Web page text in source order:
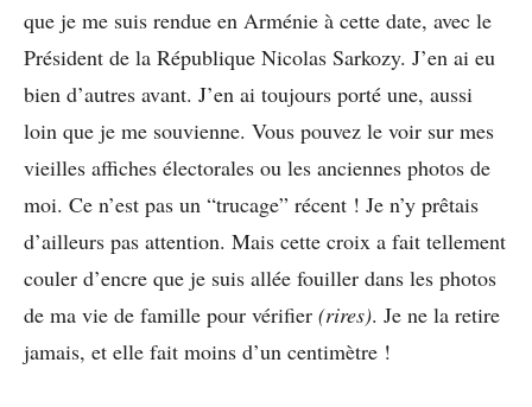
que je me suis rendue en Arménie à cette date, avec le
Président de la République Nicolas Sarkozy. J’en ai eu
bien d’autres avant. J’en ai toujours porté une, aussi
loin que je me souvienne. Vous pouvez le voir sur mes
vieilles affiches électorales ou les anciennes photos de
moi. Ce n’est pas un “trucage” récent ! Je n’y prêtais
d’ailleurs pas attention. Mais cette croix a fait tellement
couler d’encre que je suis allée fouiller dans les photos
de ma vie de famille pour vérifier (rires). Je ne la retire
jamais, et elle fait moins d’un centimètre !